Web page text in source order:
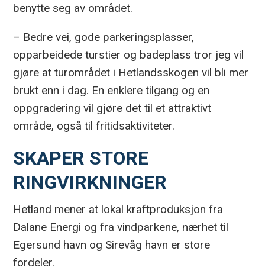
benytte seg av området.
– Bedre vei, gode parkeringsplasser,
opparbeidede turstier og badeplass tror jeg vil
gjøre at turområdet i Hetlandsskogen vil bli mer
brukt enn i dag. En enklere tilgang og en
oppgradering vil gjøre det til et attraktivt
område, også til fritidsaktiviteter.
SKAPER STORE
RINGVIRKNINGER
Hetland mener at lokal kraftproduksjon fra
Dalane Energi og fra vindparkene, nærhet til
Egersund havn og Sirevåg havn er store
fordeler.